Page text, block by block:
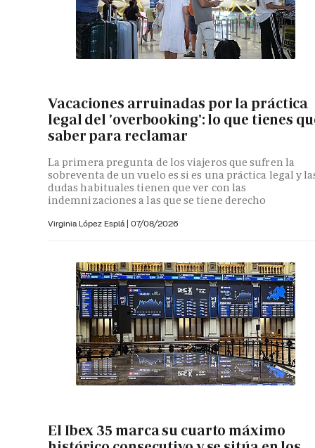
Vacaciones arruinadas por la práctica
legal del 'overbooking': lo que tienes
saber para reclamar
La primera pregunta de los viajeros que sufren la
sobreventa de un vuelo es si es una práctica legal y
dudas habituales tienen que ver con las
indemnizaciones a las que se tiene derecho
Virginia López Esplá | 07/08/2026
El Ibex 35 marca su cuarto máximo